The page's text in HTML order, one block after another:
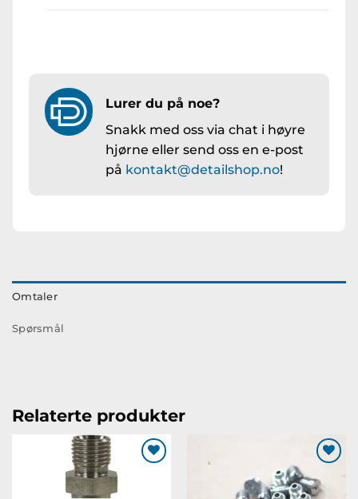
Lurer du på noe?
Snakk med oss via chat i høyre
hjørne eller send oss en e-post
på kontakt@detailshop.no!
Omtaler
Spørsmål
Relaterte produkter
ønskeliste
Legg til
ønskeliste